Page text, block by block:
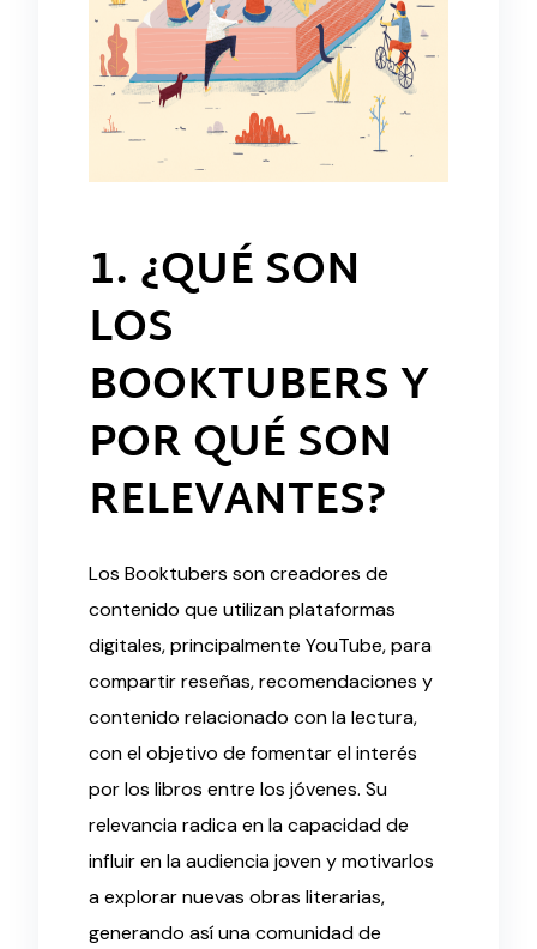
1. ¿QUÉ SON
LOS
BOOKTUBERS Y
POR QUÉ SON
RELEVANTES?
Los Booktubers son creadores de
contenido que utilizan plataformas
digitales, principalmente YouTube, para
compartir reseñas, recomendaciones y
contenido relacionado con la lectura,
con el objetivo de fomentar el interés
por los libros entre los jóvenes. Su
relevancia radica en la capacidad de
influir en la audiencia joven y motivarlos
a explorar nuevas obras literarias,
generando así una comunidad de